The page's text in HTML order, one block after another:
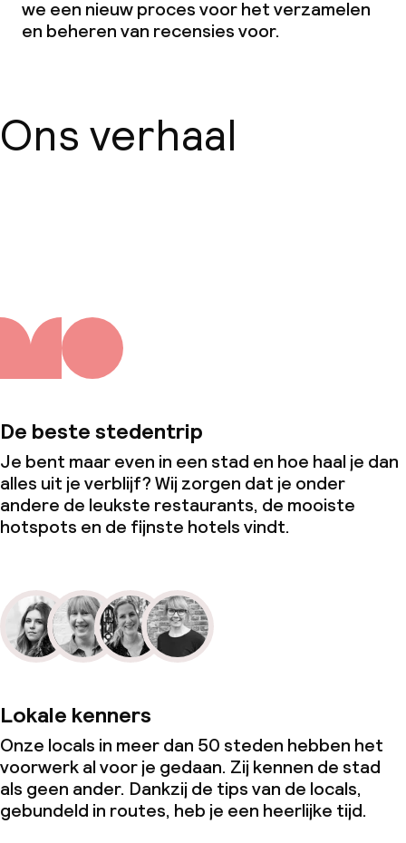
we een nieuw proces voor het verzamelen
en beheren van recensies voor.
Ons verhaal
De beste stedentrip
Je bent maar even in een stad en hoe haal je dan
alles uit je verblijf? Wij zorgen dat je onder
andere de leukste restaurants, de mooiste
hotspots en de fijnste hotels vindt.
Lokale kenners
Onze locals in meer dan 50 steden hebben het
voorwerk al voor je gedaan. Zij kennen de stad
als geen ander. Dankzij de tips van de locals,
gebundeld in routes, heb je een heerlijke tijd.